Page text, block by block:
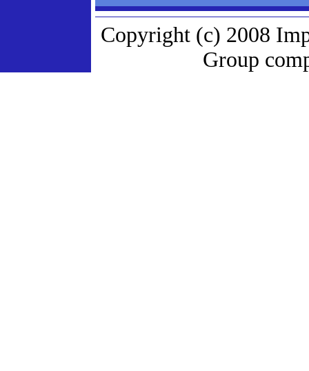
Copyright (c) 2008
Group